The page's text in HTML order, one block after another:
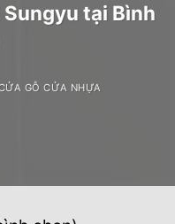
tại Bình
GỖ CỬA NHỰA